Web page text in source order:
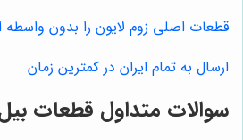
قطعات اصلی زوم لایون را بدون واسطه
ارسال به تمام ایران در کمترین زمان
سوالات متداول قطعات